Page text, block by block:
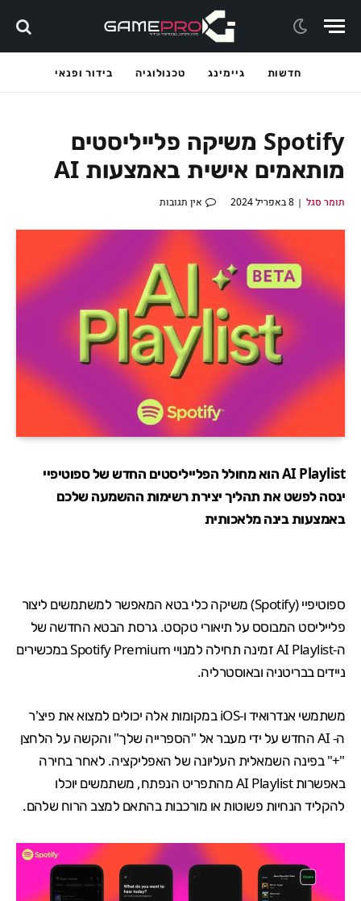
חדשות גיימינג טכנולוגיה בידור ופנאי
Spotify משיקה פלייליסטים
מותאמים אישית באמצעות AI
תומר סגל 8 באפריל 2024 אין תגובות
AI Playlist הוא
מחולל הפלייליסטים החדש של ספוטיפיי
ינסה לפשט את תהליך יצירת רשימות ההשמעה שלכם
באמצעות בינה מלאכותית
ספוטיפיי (Spotify) משיקה כלי בטא המאפשר למשתמשים ליצור
פלייליסט המבוסס על תיאורי טקסט. גרסת הבטא החדשה של
ה-AI Playlist זמינה תחילה למנויי Spotify Premium במכשירים
ניידים בבריטניה ובאוסטרליה.
משתמשי אנדרואיד ו-iOS במקומות אלה יכולים למצוא את פיצ'ר
ה- AI החדש על ידי מעבר אל "הספרייה שלך" והקשה על הלחצן
"+" בפינה השמאלית העליונה של האפליקציה. לאחר בחירה
באפשרות AI Playlist מהתפריט הנפתח, משתמשים יוכלו
להקליד הנחיות פשוטות או מורכבות בהתאם למצב הרוח שלהם.